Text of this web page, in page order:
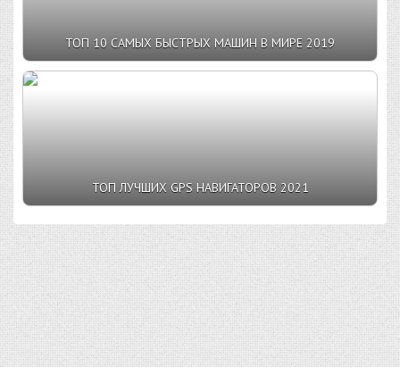
ТОП 10 САМЫХ БЫСТРЫХ МАШИН В МИРЕ 2019
ТОП ЛУЧШИХ GPS НАВИГАТОРОВ 2021